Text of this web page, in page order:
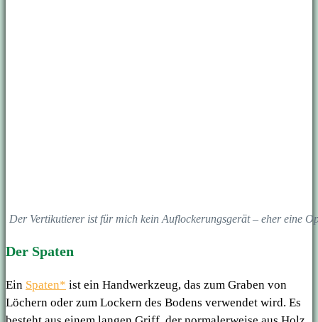
Der Vertikutierer ist für mich kein Auflockerungsgerät – eher eine
Der Spaten
Ein Spaten* ist ein Handwerkzeug, das zum Graben von
Löchern oder zum Lockern des Bodens verwendet wird. Es